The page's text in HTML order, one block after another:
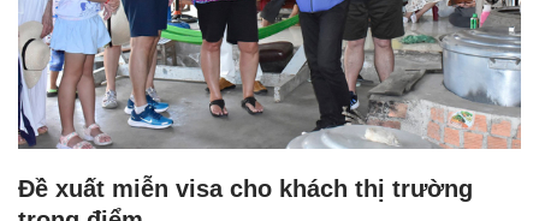
Đề xuất miễn visa cho khách thị trường